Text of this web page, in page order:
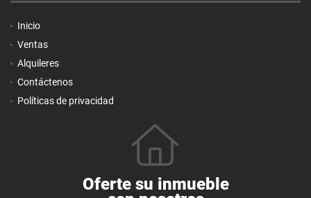
Inicio
Ventas
Alquileres
Contáctenos
Políticas de privacidad
Oferte su inmueble